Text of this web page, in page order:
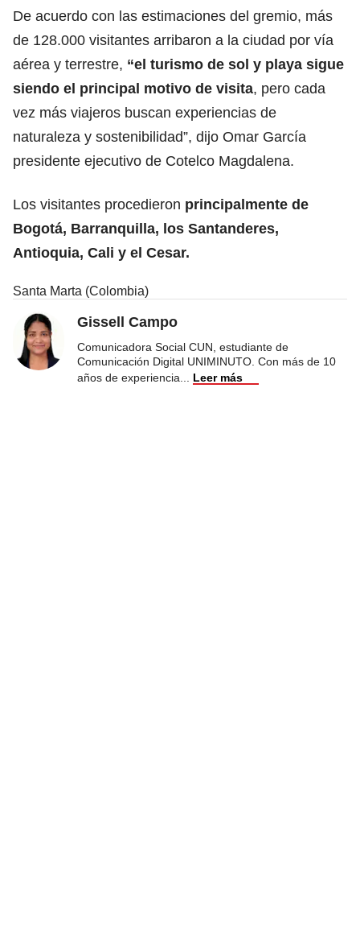
De acuerdo con las estimaciones del gremio, más
de 128.000 visitantes arribaron a la ciudad por vía
aérea y terrestre, “el turismo de sol y playa sigue
siendo el principal motivo de visita, pero cada
vez más viajeros buscan experiencias de
naturaleza y sostenibilidad”, dijo Omar García
presidente ejecutivo de Cotelco Magdalena.
Los visitantes procedieron principalmente de
Bogotá, Barranquilla, los Santanderes,
Antioquia, Cali y el Cesar.
Santa Marta (Colombia)
Gissell Campo
Comunicadora Social CUN, estudiante de
Comunicación Digital UNIMINUTO. Con más de 10
años de experiencia
Leer más